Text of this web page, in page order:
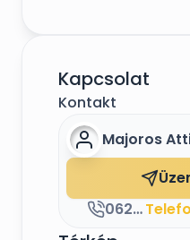
Kapcsolat
Kontakt
Majoros
06203726736